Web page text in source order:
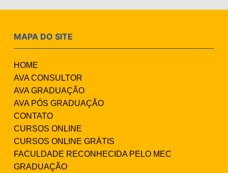
MAPA DO SITE
HOME
AVA CONSULTOR
AVA GRADUAÇÃO
AVA PÓS GRADUAÇÃO
CONTATO
CURSOS ONLINE
CURSOS ONLINE GRÁTIS
FACULDADE RECONHECIDA PELO MEC
GRADUAÇÃO